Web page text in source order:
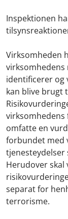
Inspektionen
Virksomheden
virksomhedens
identificerer og
kan blive brugt
omfatte en
forbundet med
tjenesteydelser
Herudover skal
separat for
terrorisme.